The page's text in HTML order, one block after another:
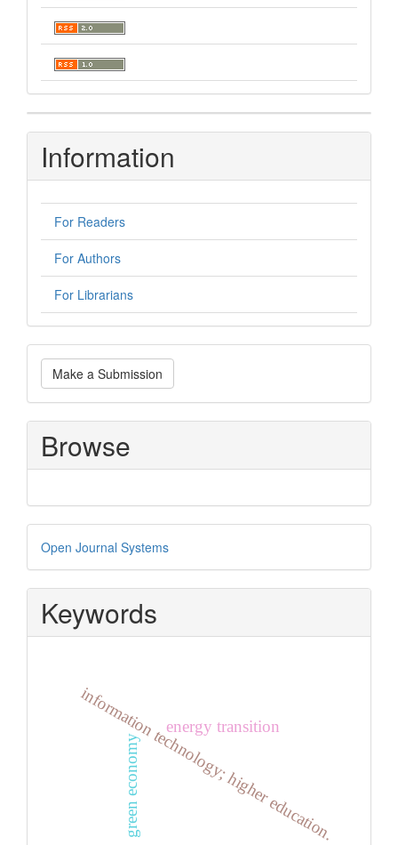
Information
For Readers
For Authors
For Librarians
Make
a
Submission
Make a Submission
Browse
Developed
By
Open Journal Systems
Keywords
information technology; higher education.
energy transition
green economy